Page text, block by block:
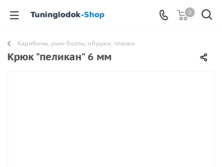
0
Карабины, рым-болты, обушки, планки
Крюк "пеликан" 6 мм